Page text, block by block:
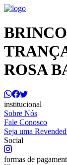
ROSA
institucional
Sobre Nós
Fale Conosco
Seja uma
Social
formas de